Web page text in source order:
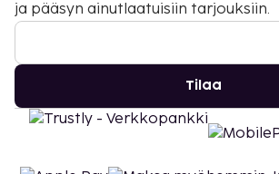
ja pääsyn ainutlaatuisiin tarjouksiin.
Tilaa